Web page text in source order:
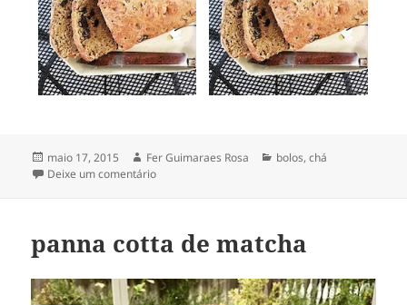
Publicado
em
maio 17, 2015 Autor
Fer Guimaraes Rosa Categorias
bolos,chá
Deixe um comentárioem bolo de chá preto & frutas
panna cotta de matcha